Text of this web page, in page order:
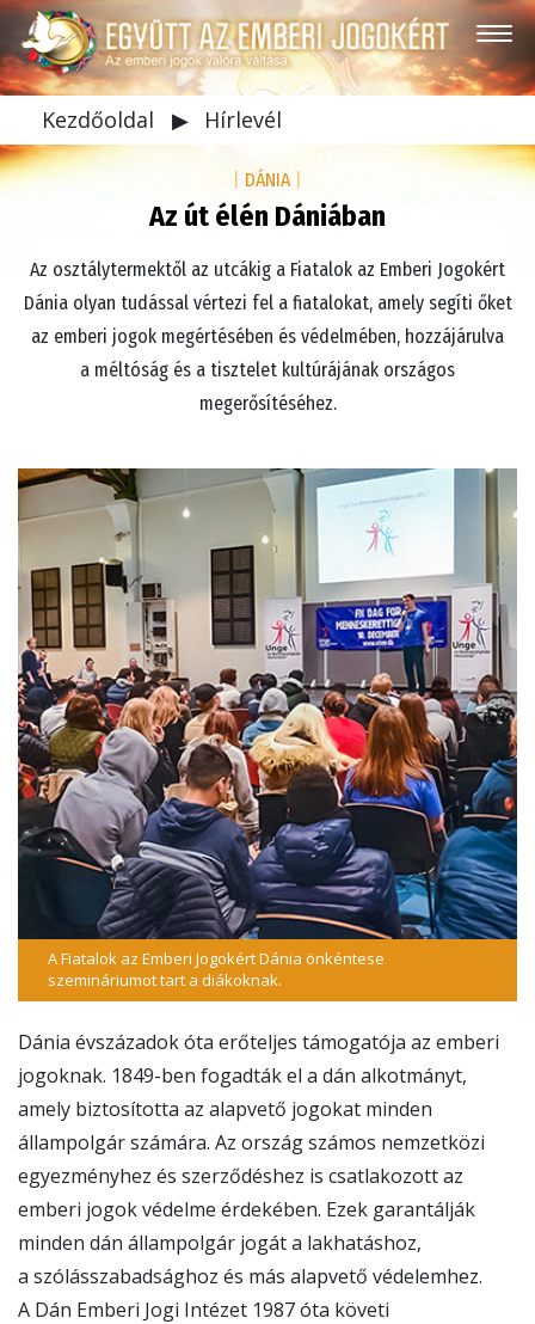
Kezdőoldal ▶ Hírlevél
DÁNIA
Az út élén Dániában
Az osztálytermektől az utcákig a Fiatalok az Emberi Jogokért
Dánia olyan tudással vértezi fel a fiatalokat, amely segíti őket
az emberi jogok megértésében és védelmében, hozzájárulva
a méltóság és a tisztelet kultúrájának országos
megerősítéséhez.
A Fiatalok az Emberi Jogokért Dánia önkéntese
szemináriumot tart a diákoknak.
Dánia évszázadok óta erőteljes támogatója az emberi
jogoknak. 1849-ben fogadták el a dán alkotmányt,
amely biztosította az alapvető jogokat minden
állampolgár számára. Az ország számos nemzetközi
egyezményhez és szerződéshez is csatlakozott az
emberi jogok védelme érdekében. Ezek garantálják
minden dán állampolgár jogát a lakhatáshoz,
a szólásszabadsághoz és más alapvető védelemhez.
A Dán Emberi Jogi Intézet 1987 óta követi